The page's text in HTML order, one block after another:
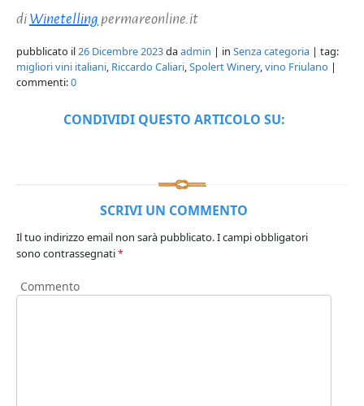
di Winetelling permareonline.it
pubblicato il26 Dicembre 2023daadmin | in Senza categoria | tag:
migliori vini italiani, Riccardo Caliari,Spolert Winery,vino Friulano |
commenti:0
CONDIVIDI QUESTO ARTICOLO SU:
SCRIVI UN COMMENTO
Il tuo indirizzo email non sarà pubblicato.I campi obbligatori
sono contrassegnati*
Commento